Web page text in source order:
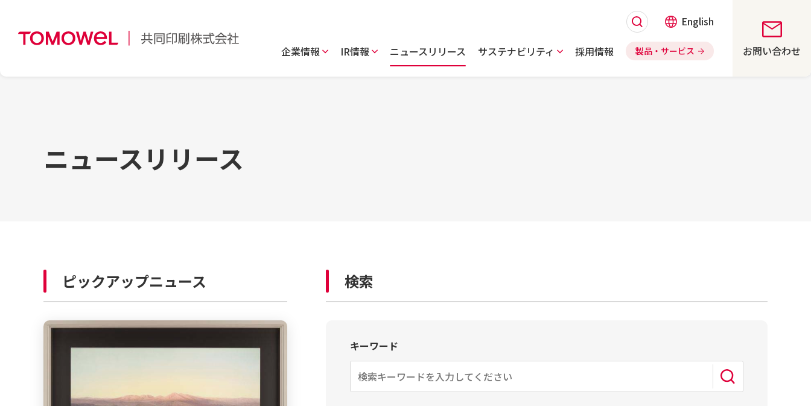
English
企業情報 IR情報 ニュースリリース サステナビリティ 採用情報 製品・サービス お問い合わせ
ニュースリリース
ピックアップニュース 検索
キーワード